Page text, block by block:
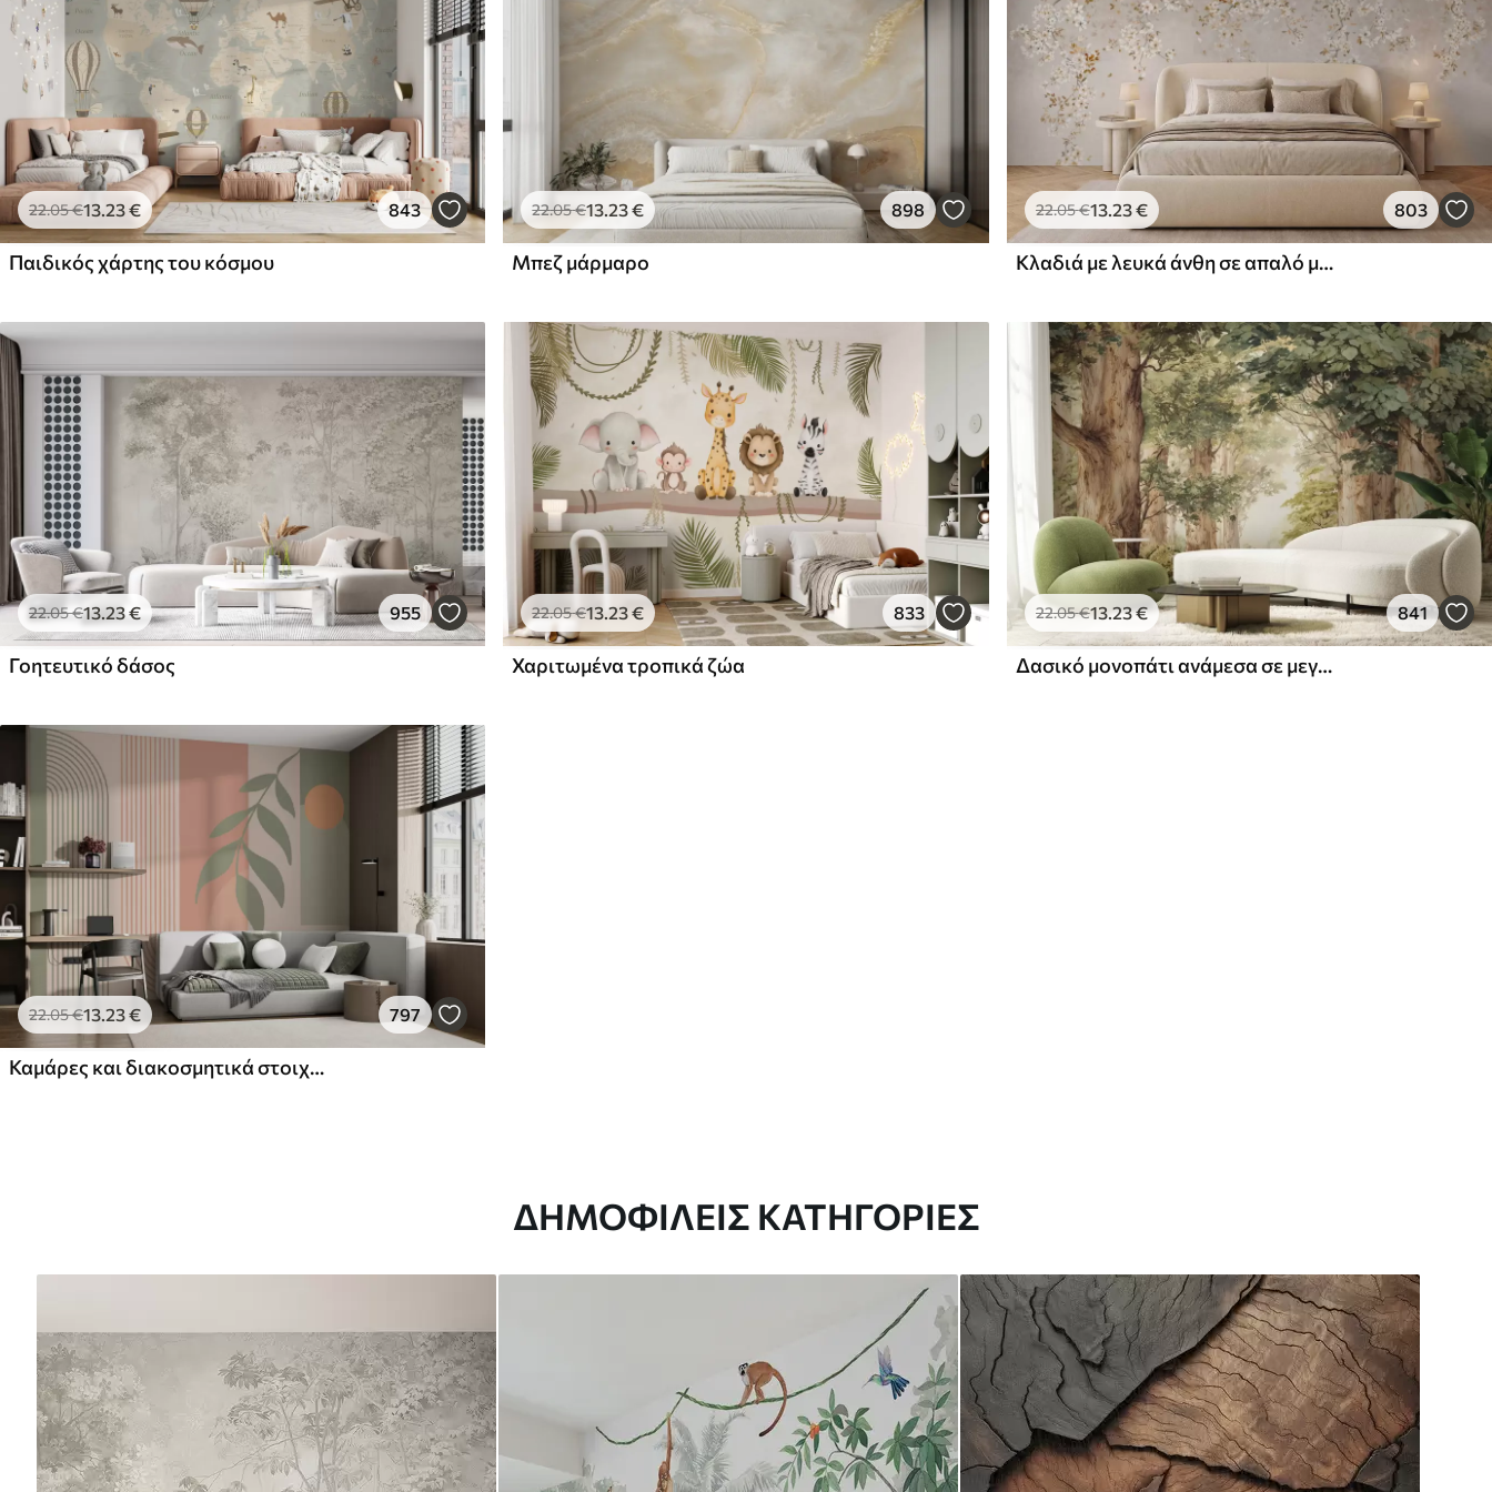
22.05€13.23€ 843
Παιδικός χάρτης του κόσμου
22.05€13.23€ 898
Μπεζ μάρμαρο
22.05€13.23€ 803
Κλαδιά με λευκά άνθη σε απαλό μπεζ φόντο
22.05€13.23€ 955
Γοητευτικό δάσος
22.05€13.23€ 833
Χαριτωμένα τροπικά ζώα
22.05€13.23€ 841
Δασικό μονοπάτι ανάμεσα σε μεγαλοπρεπή δέντρα σε στυλ ακουαρέλας
22.05€13.23€ 797
Καμάρες και διακοσμητικά στοιχεία σε στυλ boho
ΔΗΜΟΦΙΛΕΊΣ ΚΑΤΗΓΟΡΊΕΣ